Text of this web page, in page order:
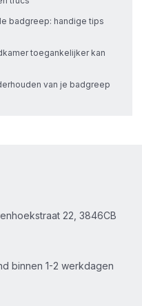
badgreep: handige tips
toegankelijker kan
van je badgreep
22, 3846CB
binnen 1-2 werkdagen